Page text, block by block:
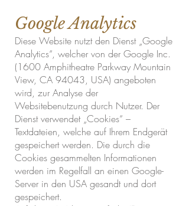
Google Analytics
Diese Website nutzt den Dienst „Google
Analytics“, welcher von der Google Inc.
(1600 Amphitheatre Parkway Mountain
View, CA 94043, USA) angeboten
wird, zur Analyse der
Websitebenutzung durch Nutzer. Der
Dienst verwendet „Cookies“ –
Textdateien, welche auf Ihrem Endgerät
gespeichert werden. Die durch die
Cookies gesammelten Informationen
werden im Regelfall an einen Google-
Server in den USA gesandt und dort
gespeichert.